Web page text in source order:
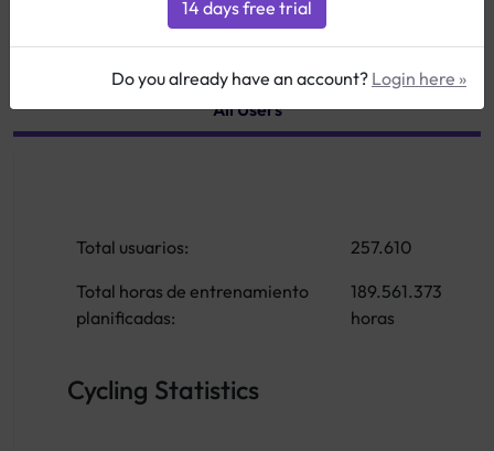
All Users
Total usuarios:
257.610
Total horas de entrenamiento
planificadas:
189.561.373
horas
Cycling Statistics
Do you already have an account? Login here »